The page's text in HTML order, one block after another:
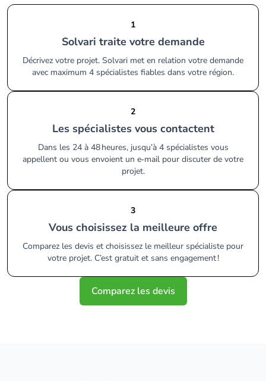
1
Solvari traite votre demande
Décrivez votre projet. Solvari met en relation votre demande
avec maximum 4 spécialistes fiables dans votre région.
2
Les spécialistes vous contactent
Dans les 24 à 48 heures, jusqu’à 4 spécialistes vous
appellent ou vous envoient un e‑mail pour discuter de votre
projet.
3
Vous choisissez la meilleure offre
Comparez les devis et choisissez le meilleur spécialiste pour
votre projet. C’est gratuit et sans engagement !
Comparez les devis